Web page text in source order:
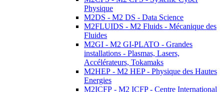
Physique
M2DS - M2 DS - Data Science
M2FLUIDS - M2 Fluids - Mécanique des
Fluides
M2GI - M2 GI-PLATO - Grandes
installations - Plasmas, Lasers,
Accélérateurs, Tokamaks
M2HEP - M2 HEP - Physique des Hautes
Energies
M2ICFP - M2 ICFP - Centre International